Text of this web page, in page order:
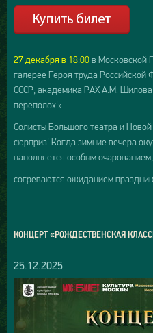
27 декабря в 18:00в Московской
галерее Героя труда
СССР, академика РАХ А.М. Шилова
переполох!»
Солисты Большого театра и
сюрприз! Когда зимние вечера
наполняется особым
согреваются ожиданием
КОНЦЕРТ «РОЖДЕСТВЕНСКАЯ
25.12.2025